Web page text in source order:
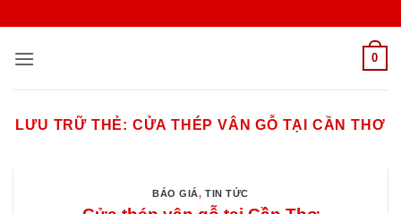
nội
0
LƯU TRỮ THẺ: CỬA THÉP VÂN GỖ TẠI CẦN THƠ
BÁO GIÁ,TIN TỨC